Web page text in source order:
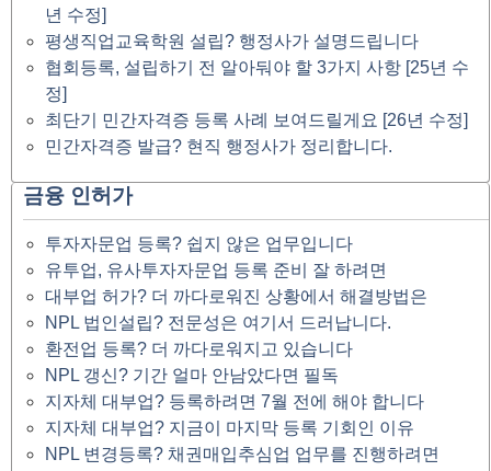
년 수정]
평생직업교육학원 설립? 행정사가 설명드립니다
협회등록, 설립하기 전 알아둬야 할 3가지 사항 [25년 수
정]
최단기 민간자격증 등록 사례 보여드릴게요 [26년 수정]
민간자격증 발급? 현직 행정사가 정리합니다.
금융 인허가
투자자문업 등록? 쉽지 않은 업무입니다
유투업, 유사투자자문업 등록 준비 잘 하려면
대부업 허가? 더 까다로워진 상황에서 해결방법은
NPL 법인설립? 전문성은 여기서 드러납니다.
환전업 등록? 더 까다로워지고 있습니다
NPL 갱신? 기간 얼마 안남았다면 필독
지자체 대부업? 등록하려면 7월 전에 해야 합니다
지자체 대부업? 지금이 마지막 등록 기회인 이유
NPL 변경등록? 채권매입추심업 업무를 진행하려면